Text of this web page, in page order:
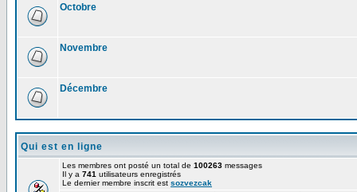
Octobre
Novembre
Décembre
Qui est en ligne
Les membres ont posté un total de 100263 messages
Il y a 741 utilisateurs enregistrés
Le dernier membre inscrit est sozvezcak